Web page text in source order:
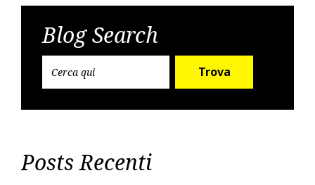
Blog Search
Trova
Posts Recenti